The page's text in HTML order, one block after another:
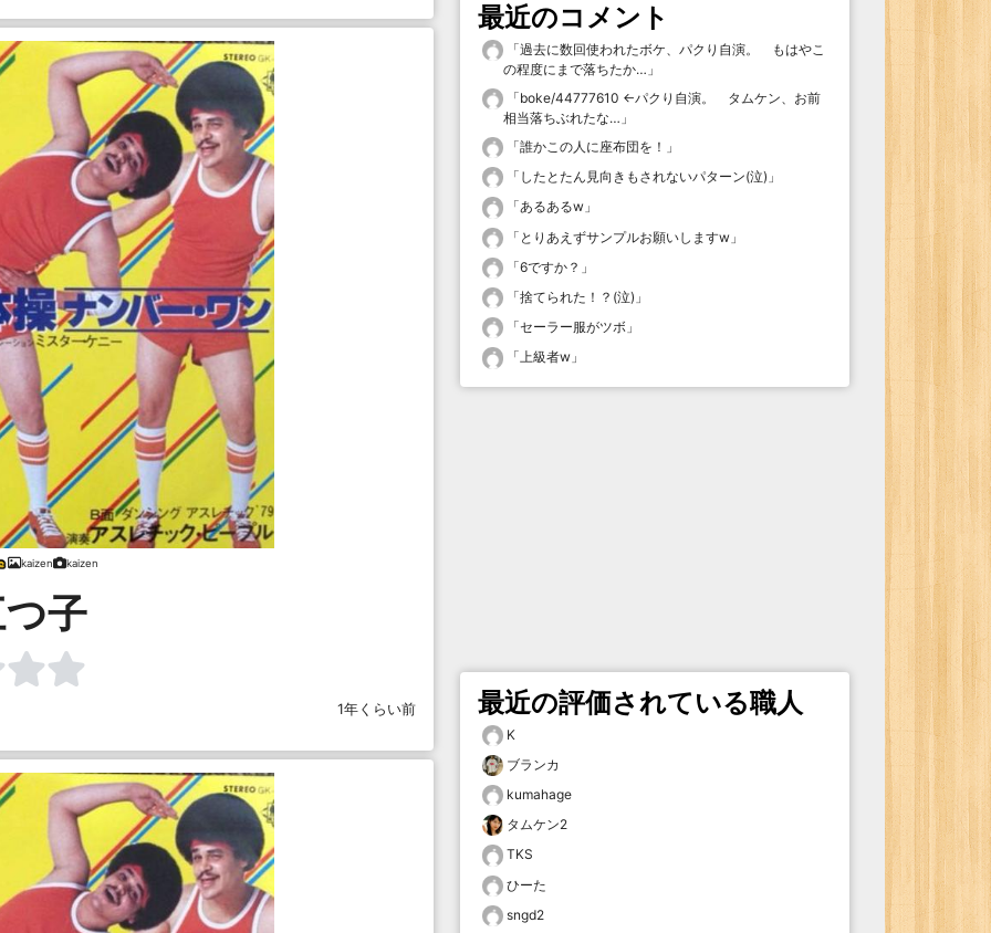
kaizen kaizen
子
1年くらい前
最近のコメント
「過去に数回使われたボケ、パクり自演。 もはやこ
の程度にまで落ちたか… 」
「boke/44777610 ←パクり自演。 タムケン、お前
相当落ちぶれたな… 」
「誰かこの人に座布団を！ 」
「 したとたん見向きもされないパターン(泣) 」
「あるあるw 」
「 とりあえずサンプルお願いしますw 」
「6ですか？ 」
「捨てられた！？(泣) 」
「セーラー服がツボ 」
「上級者w 」
最近の評価されている職人
K
ブランカ
kumahage
タムケン2
TKS
ひーた
sngd2